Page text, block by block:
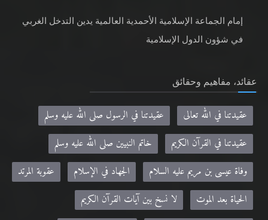
عقيدتنا في الله تعالى
عقيدتنا في الرسول صلى الله عليه وسلم
عقيدتنا في القرآن الكريم
خاتم النبيين صلى الله عليه وسلم
وفاة عيسى بن مريم عليه السلام
الجهاد في الإسلام
الحياة بعد الموت
لا نسخ بين آيات القرآن الكريم
مفهومنا للإسلام وتعريفنا للمسلم
حقيقة المسيح الدجال